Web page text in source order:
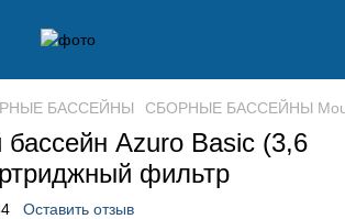
БАССЕЙНЫ СБОРНЫЕ БАССЕЙНЫ
бассейн Azuro Basic (3,6
фильтр
Оставить отзыв